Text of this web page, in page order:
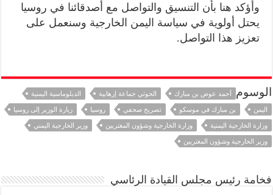
وأؤكد هنا بأن التنسيق والتواصل مع أصدقائنا في روسيا
يحتل أولوية في سياسة اليمن الخارجية وسنعمل على
تعزيز هذا التواصل.
الوسوم أحمد عوض بن مبارك الحوثي جماعة إرهابية
الدبلوماسية اليمنية
اليمن
بن مبارك في موسكو تصريح صحفي روسيا
زيارة الوزير إلى روسيا
وزارة الخارجية اليمنية
وزارة الخارجية وشؤون المغتربين
وزير الخارجية اليمني
وزير الخارجية وشؤون المغتربين
فخامة رئيس مجلس القيادة الرئاسي